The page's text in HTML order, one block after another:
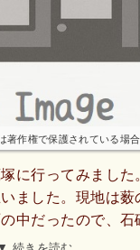
著作権で保護されている場合
に行ってみまし
ました。現地は
中だったので、
蚊が多い雰囲気だ